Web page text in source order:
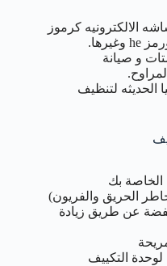
الالكترونيه كرموز
و صيانة
الحديثه لتنظيف
بك
الحريق والفريون)
عن طريق زيادة
لوحدة التكييف